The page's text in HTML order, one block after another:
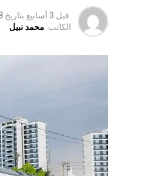
قبل 3 أسابيع بتاريخ 18
الكاتب: محمد نبيل